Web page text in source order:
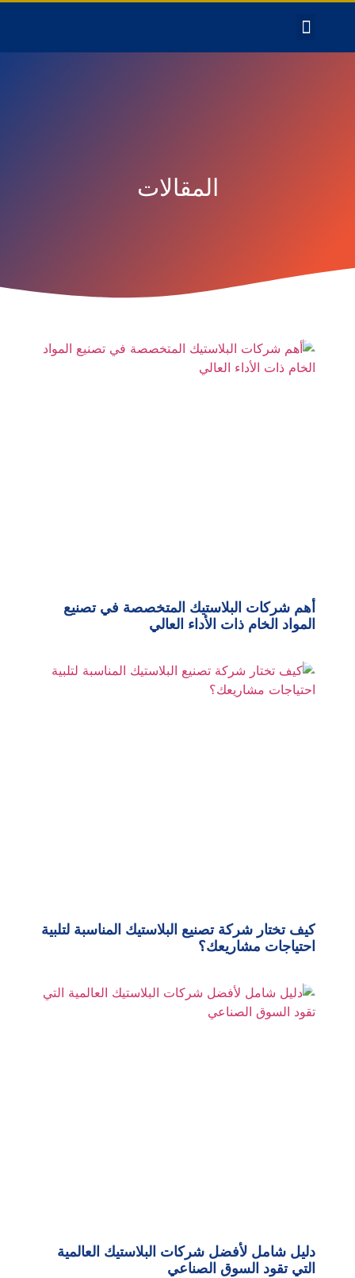
المقالات
أهم شركات البلاستيك المتخصصة في تصنيع
المواد الخام ذات الأداء العالي
كيف تختار شركة تصنيع البلاستيك المناسبة لتلبية
احتياجات مشاريعك؟
دليل شامل لأفضل شركات البلاستيك العالمية
التي تقود السوق الصناعي